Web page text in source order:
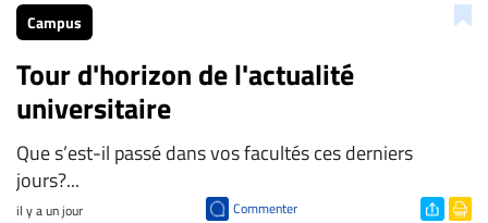
Campus
Tour d'horizon de l'actualité
universitaire
Que s’est-il passé dans vos facultés ces derniers
jours?...
il y a un jour Commenter